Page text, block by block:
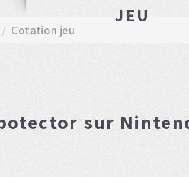
JEU
Cotation jeu
sur